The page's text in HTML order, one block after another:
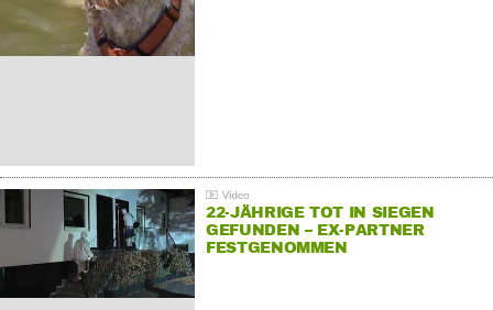
22-JÄHRIGE TOT IN SIEGEN
GEFUNDEN – EX-PARTNER
FESTGENOMMEN